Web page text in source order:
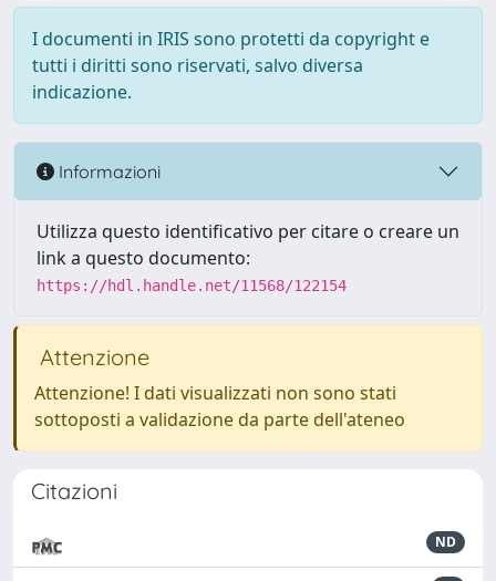
I documenti in IRIS sono protetti da copyright e
tutti i diritti sono riservati, salvo diversa
indicazione.
Informazioni
Utilizza questo identificativo per citare o creare un
link a questo documento:
https://hdl.handle.net/11568/122154
Attenzione
Attenzione! I dati visualizzati non sono stati
sottoposti a validazione da parte dell'ateneo
Citazioni
ND